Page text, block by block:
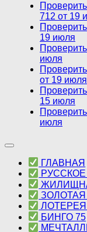
712 от 19
19 июля
июля
от 19 июля
15 июля
июля
ГЛАВНАЯ
ЛОТЕРЕЯ
БИНГО 75